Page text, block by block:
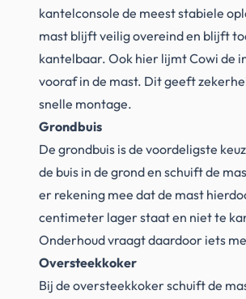
kantelconsole de meest stabiele
mast blijft veilig overeind en blijft
kantelbaar. Ook hier lijmt Cowi de
vooraf in de mast. Dit geeft
snelle montage.
Grondbuis
De grondbuis is de voordeligste
de buis in de grond en schuift de
er rekening mee dat de mast
centimeter lager staat en niet te
Onderhoud vraagt daardoor iets
Oversteekkoker
Bij de oversteekkoker schuift de